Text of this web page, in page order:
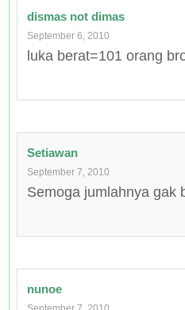
dismas not dimas
September 6, 2010
luka berat=101 orang
Setiawan
September 7, 2010
Semoga jumlahnya gak
nunoe